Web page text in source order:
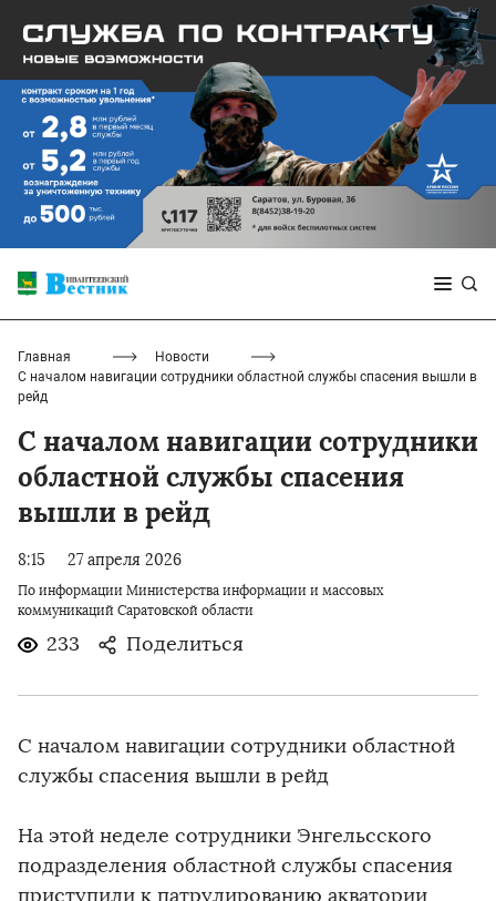
Главная
Новости
С началом навигации сотрудники областной службы спасения вышли в
рейд
С началом навигации сотрудники
областной службы спасения
вышли в рейд
8:15 27 апреля 2026
По информации Министерства информации и массовых
коммуникаций Саратовской области
233 Поделиться
С началом навигации сотрудники областной
службы спасения вышли в рейд
На этой неделе сотрудники Энгельсского
подразделения областной службы спасения
приступили к патрулированию акватории